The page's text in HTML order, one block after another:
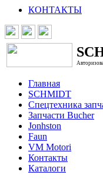
КОНТАКТЫ
Главная
SCHMIDT
Спецтехника
Запчасти Bucher
Jonhston
Faun
VM Motori
Контакты
Каталоги